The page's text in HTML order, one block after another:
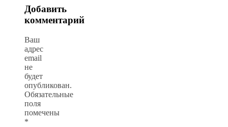
Добавить
комментарий
Ваш
адрес
email
не
будет
опубликован.
Обязательные
поля
помечены
*